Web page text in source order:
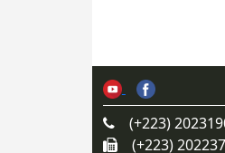
(+223)
(+223)